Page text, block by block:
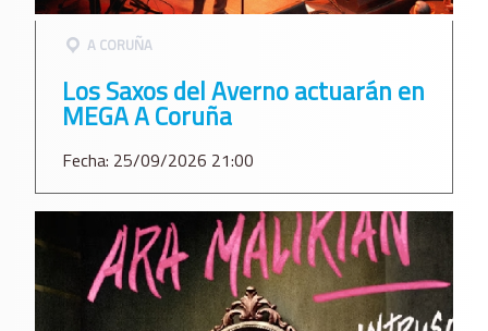
A CORUÑA
Los Saxos del Averno actuarán en
MEGA A Coruña
Fecha: 25/09/2026 21:00